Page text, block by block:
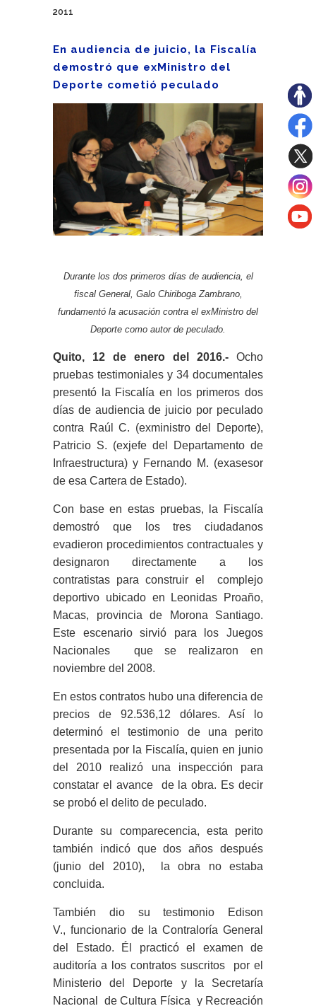
2011
En audiencia de juicio, la Fiscalía
demostró que exMinistro del
Deporte cometió peculado
Durante los dos primeros días de audiencia, el
fiscal General, Galo Chiriboga Zambrano,
fundamentó la acusación contra el exMinistro del
Deporte como autor de peculado.
Quito, 12 de enero del 2016.- Ocho
pruebas testimoniales y 34 documentales
presentó la Fiscalía en los primeros dos
días de audiencia de juicio por peculado
contra Raúl C. (exministro del Deporte),
Patricio S. (exjefe del Departamento de
Infraestructura) y Fernando M. (exasesor
de esa Cartera de Estado).
Con base en estas pruebas, la Fiscalía
demostró que los tres ciudadanos
evadieron procedimientos contractuales y
designaron directamente a los
contratistas para construir el complejo
deportivo ubicado en Leonidas Proaño,
Macas, provincia de Morona Santiago.
Este escenario sirvió para los Juegos
Nacionales que se realizaron en
noviembre del 2008.
En estos contratos hubo una diferencia de
precios de 92.536,12 dólares. Así lo
determinó el testimonio de una perito
presentada por la Fiscalía, quien en junio
del 2010 realizó una inspección para
constatar el avance de la obra. Es decir
se probó el delito de peculado.
Durante su comparecencia, esta perito
también indicó que dos años después
(junio del 2010), la obra no estaba
concluida.
También dio su testimonio Edison
V., funcionario de la Contraloría General
del Estado. Él practicó el examen de
auditoría a los contratos suscritos por el
Ministerio del Deporte y la Secretaría
Nacional de Cultura Física y Recreación